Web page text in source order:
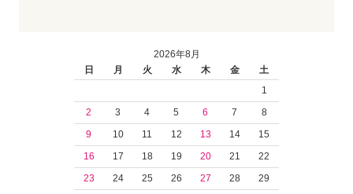
2026年8月
日
月 火 水 木 金
土
1
2
3 4 5 6 7
8
9
10 11 12 13 14
15
16
17 18 19 20 21
22
23
24 25 26 27 28
29